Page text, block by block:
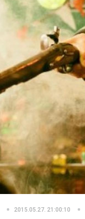
2015.05.27. 21:00:10